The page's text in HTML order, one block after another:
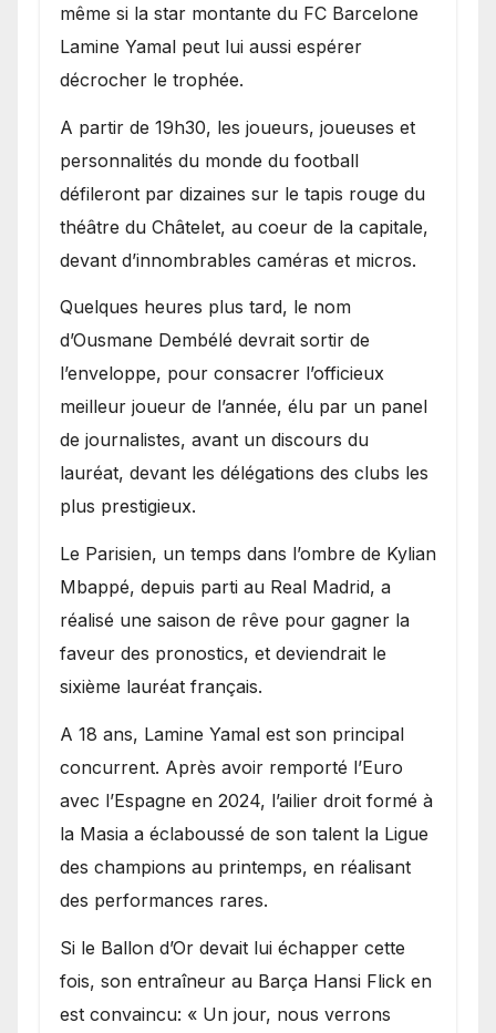
même si la star montante du FC Barcelone
Lamine Yamal peut lui aussi espérer
décrocher le trophée.
A partir de 19h30, les joueurs, joueuses et
personnalités du monde du football
défileront par dizaines sur le tapis rouge du
théâtre du Châtelet, au coeur de la capitale,
devant d’innombrables caméras et micros.
Quelques heures plus tard, le nom
d’Ousmane Dembélé devrait sortir de
l’enveloppe, pour consacrer l’officieux
meilleur joueur de l’année, élu par un panel
de journalistes, avant un discours du
lauréat, devant les délégations des clubs les
plus prestigieux.
Le Parisien, un temps dans l’ombre de Kylian
Mbappé, depuis parti au Real Madrid, a
réalisé une saison de rêve pour gagner la
faveur des pronostics, et deviendrait le
sixième lauréat français.
A 18 ans, Lamine Yamal est son principal
concurrent. Après avoir remporté l’Euro
avec l’Espagne en 2024, l’ailier droit formé à
la Masia a éclaboussé de son talent la Ligue
des champions au printemps, en réalisant
des performances rares.
Si le Ballon d’Or devait lui échapper cette
fois, son entraîneur au Barça Hansi Flick en
est convaincu: « Un jour, nous verrons